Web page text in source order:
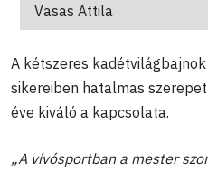
Vasas Attila
A kétszeres
sikereiben hatalmas
éve kiváló a kapcsolata.
„A vívósportban a mester